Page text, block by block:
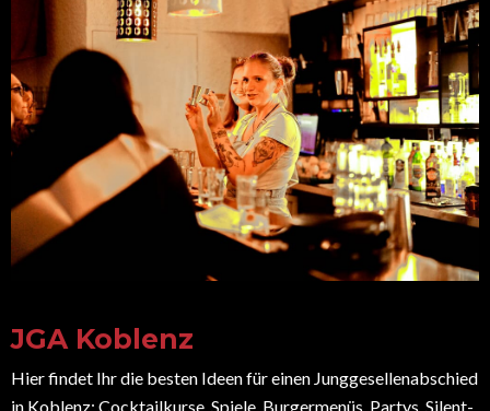
JGA Koblenz
Hier findet Ihr die besten Ideen für einen Junggesellenabschied
in Koblenz: Cocktailkurse, Spiele, Burgermenüs, Partys, Silent-